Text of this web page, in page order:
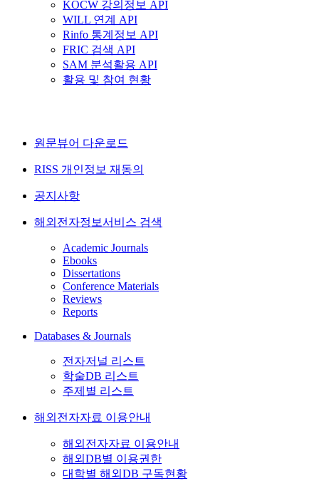
KOCW 강의정보 API
WILL 연계 API
Rinfo 통계정보 API
FRIC 검색 API
SAM 분석활용 API
활용 및 참여 현황
원문뷰어 다운로드
RISS 개인정보 재동의
공지사항
해외전자정보서비스 검색
Academic Journals
Ebooks
Dissertations
Conference Materials
Reviews
Reports
Databases & Journals
전자저널 리스트
학술DB 리스트
주제별 리스트
해외전자자료 이용안내
해외전자자료 이용안내
해외DB별 이용권한
대학별 해외DB 구독현황